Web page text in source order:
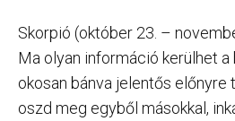
Skorpió (október 23. –
Ma olyan információ kerülhet a
okosan bánva jelentős előnyre
oszd meg egyből másokkal,